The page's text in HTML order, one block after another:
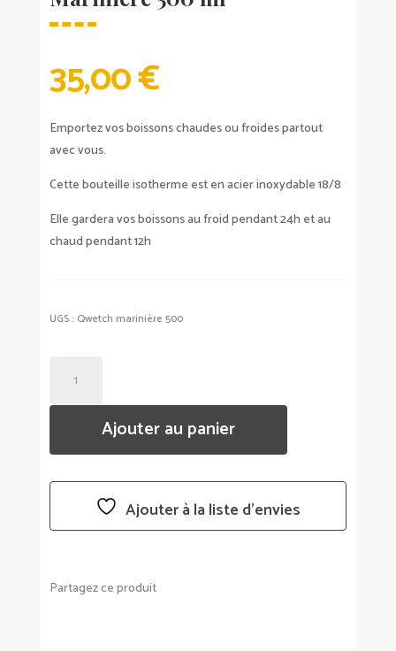
35,00€
Emportez vos boissons chaudes ou froides partout
avec vous.
Cette bouteille isotherme est en acier inoxydable 18/8
Elle gardera vos boissons au froid pendant 24h et au
chaud pendant 12h
UGS : Qwetch marinière 500
BOUTEILLE
ISOTHERME
QWETCH
MARINIÈRE
Ajouter au panier
Ajouter à la liste d’envies
Partagez ce produit